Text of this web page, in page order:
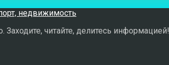
Заходите, читайте, делитесь информацией!